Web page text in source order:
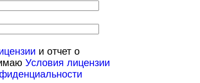
и отчет о
Условия лицензии